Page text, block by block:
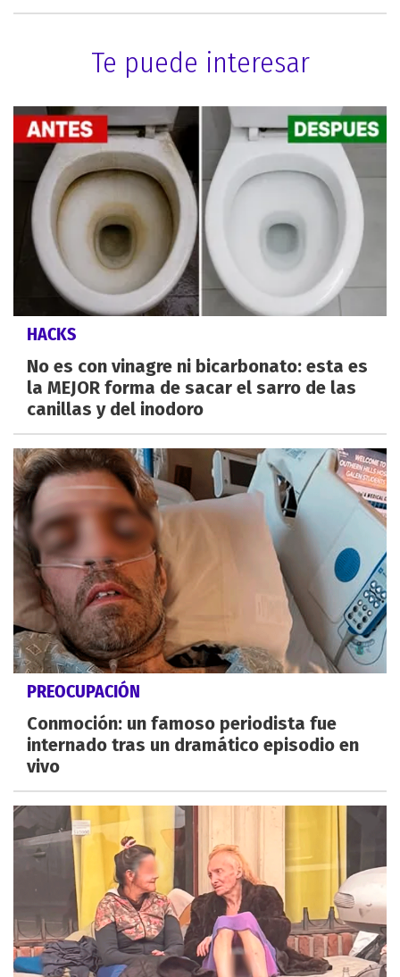
Te puede interesar
HACKS
No es con vinagre ni bicarbonato: esta es
la MEJOR forma de sacar el sarro de las
canillas y del inodoro
PREOCUPACIÓN
Conmoción: un famoso periodista fue
internado tras un dramático episodio en
vivo